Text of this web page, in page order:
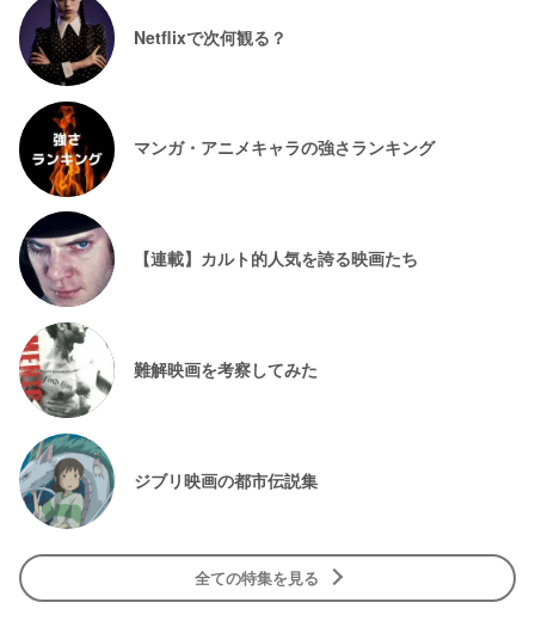
Netflixで次何観る？
マンガ・アニメキャラの強さランキング
【連載】カルト的人気を誇る映画たち
難解映画を考察してみた
ジブリ映画の都市伝説集
全ての特集を見る